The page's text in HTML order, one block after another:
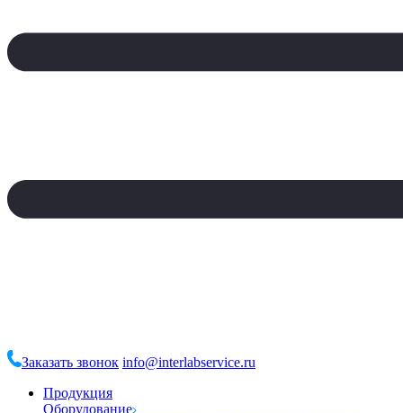
Заказать звонок info@interlabservice.ru
Продукция
Оборудование